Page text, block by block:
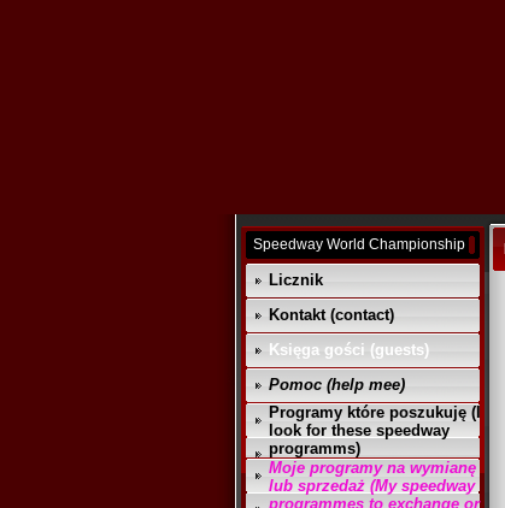
Speedway World Championship
Licznik
Kontakt (contact)
Księga gości (guests)
Pomoc (help mee)
Programy które poszukuję (I
look for these speedway
programms)
Moje programy na wymianę
lub sprzedaż (My speedway
programmes to exchange or